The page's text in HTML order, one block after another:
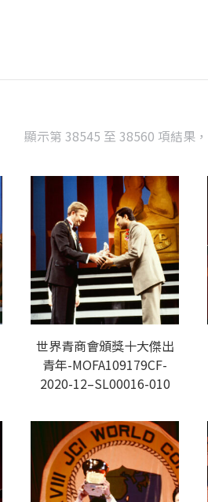
顯示第 38545 至 38560 項結果
世界青商會頒獎十大傑出
青年-MOFA109179CF-
2020-12–SL00016-010